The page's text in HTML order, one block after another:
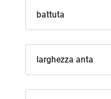
battuta
larghezza anta